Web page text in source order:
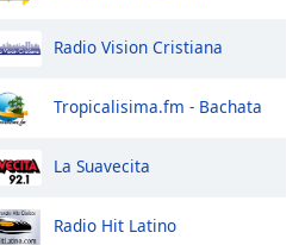
Radio Vision Cristiana
Tropicalisima.fm - Bachata
La Suavecita
Radio Hit Latino